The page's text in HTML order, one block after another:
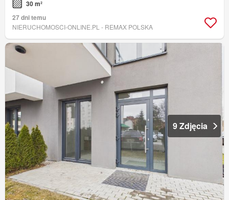
30 m²
27 dni temu
NIERUCHOMOSCI-ONLINE.PL - REMAX POLSKA
9 Zdjęcia